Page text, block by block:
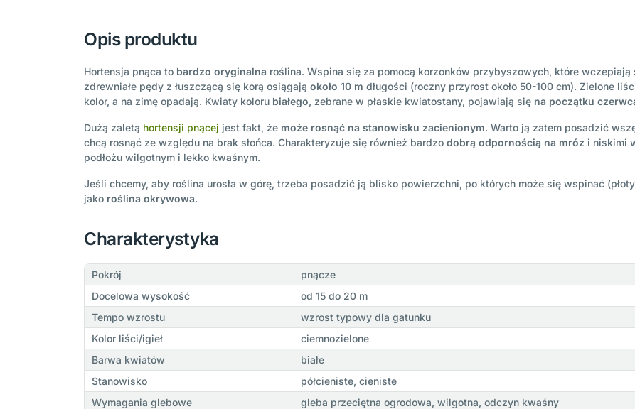
Opis produktu
Hortensja pnąca to bardzo oryginalna roślina. Wspina się za pomocą korzonków przybyszowych, które
zdrewniałe pędy z łuszczącą się korą osiągają około 10 m długości (roczny przyrost około 50-100 cm). Zielone
kolor, a na zimę opadają. Kwiaty koloru białego, zebrane w płaskie kwiatostany, pojawiają się na początku
Dużą zaletą hortensji pnącej jest fakt, że może rosnąć na stanowisku zacienionym. Warto ją zatem posadzić
chcą rosnąć ze względu na brak słońca. Charakteryzuje się również bardzo dobrą odpornością na mróz i niskimi
podłożu wilgotnym i lekko kwaśnym.
Jeśli chcemy, aby roślina urosła w górę, trzeba posadzić ją blisko powierzchni, po których może się wspinać
jako roślina okrywowa.
Charakterystyka
Pokrój
pnącze
Docelowa wysokość
od 15 do 20 m
Tempo wzrostu
wzrost typowy dla gatunku
Kolor liści/igieł
ciemnozielone
Barwa kwiatów
białe
Stanowisko
półcieniste, cieniste
Wymagania glebowe
gleba przeciętna ogrodowa, wilgotna, odczyn kwaśny